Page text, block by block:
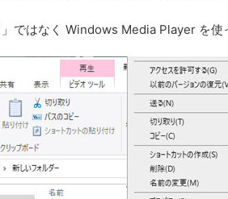
」ではなく Windows Media Player を使